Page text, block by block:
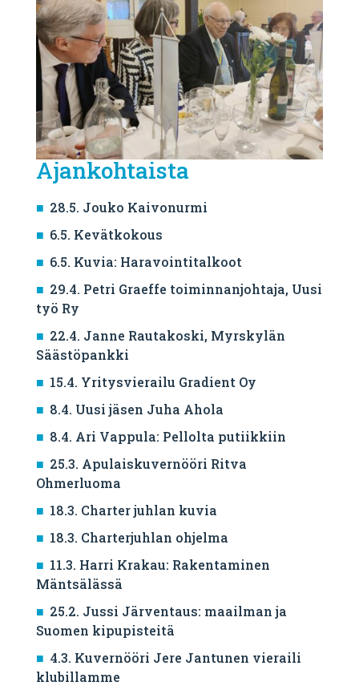
Ajankohtaista
28.5. Jouko Kaivonurmi
6.5. Kevätkokous
6.5. Kuvia: Haravointitalkoot
29.4. Petri Graeffe toiminnanjohtaja, Uusi
työ Ry
22.4. Janne Rautakoski, Myrskylän
Säästöpankki
15.4. Yritysvierailu Gradient Oy
8.4. Uusi jäsen Juha Ahola
8.4. Ari Vappula: Pellolta putiikkiin
25.3. Apulaiskuvernööri Ritva
Ohmerluoma
18.3. Charter juhlan kuvia
18.3. Charterjuhlan ohjelma
11.3. Harri Krakau: Rakentaminen
Mäntsälässä
25.2. Jussi Järventaus: maailman ja
Suomen kipupisteitä
4.3. Kuvernööri Jere Jantunen vieraili
klubillamme